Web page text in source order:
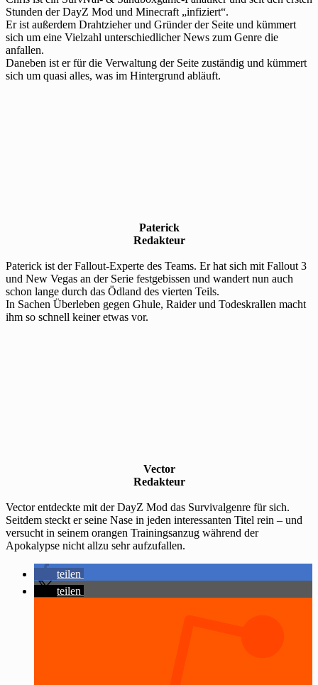
Stunden der DayZ Mod und Minecraft „infiziert“.
Er ist außerdem Drahtzieher und Gründer der Seite und kümmert
sich um eine Vielzahl unterschiedlicher News zum Genre die
anfallen.
Daneben ist er für die Verwaltung der Seite zuständig und kümmert
sich um quasi alles, was im Hintergrund abläuft.
Paterick
Redakteur
Paterick ist der Fallout-Experte des Teams. Er hat sich mit Fallout 3
und New Vegas an der Serie festgebissen und wandert nun auch
schon lange durch das Ödland des vierten Teils.
In Sachen Überleben gegen Ghule, Raider und Todeskrallen macht
ihm so schnell keiner etwas vor.
Vector
Redakteur
Vector entdeckte mit der DayZ Mod das Survivalgenre für sich.
Seitdem steckt er seine Nase in jeden interessanten Titel rein – und
versucht in seinem orangen Trainingsanzug während der
Apokalypse nicht allzu sehr aufzufallen.
teilen
teilen